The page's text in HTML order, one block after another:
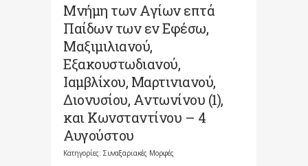
Μνήμη των Aγίων επτά
Παίδων των εν Eφέσω,
Mαξιμιλιανού,
Eξακουστωδιανού,
Iαμβλίχου, Mαρτινιανού,
Διονυσίου, Aντωνίνου (1),
και Kωνσταντίνου – 4
Αυγούστου
Κατηγορίες: Συναξαριακές Μορφές